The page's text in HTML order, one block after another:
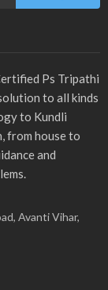
Ps Tripathi
to all kinds
to Kundli
from house to
and
Avanti Vihar,